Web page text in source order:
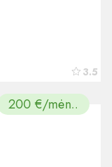
3.5
200 €/mėn..